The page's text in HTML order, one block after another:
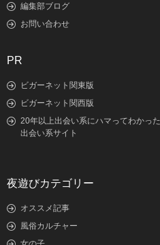
編集部ブログ
お問い合わせ
PR
ビガーネット関東版
ビガーネット関西版
20年以上出会い系にハマってわかっ
出会い系サイト
夜遊びカテゴリー
オススメ記事
風俗カルチャー